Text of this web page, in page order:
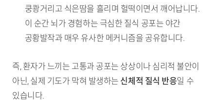
쿵쾅거리고 식은땀을 흘리며 헐떡이면서 깨어납니다.
이 순간 뇌가 경험하는 극심한 질식 공포는 야간
공황발작과 매우 유사한 메커니즘을 공유합니다.
즉, 환자가 느끼는 고통과 공포는 상상이나 심리적 불안이
아닌, 실제 기도가 막혀 발생하는 신체적 질식 반응일 수
있습니다.